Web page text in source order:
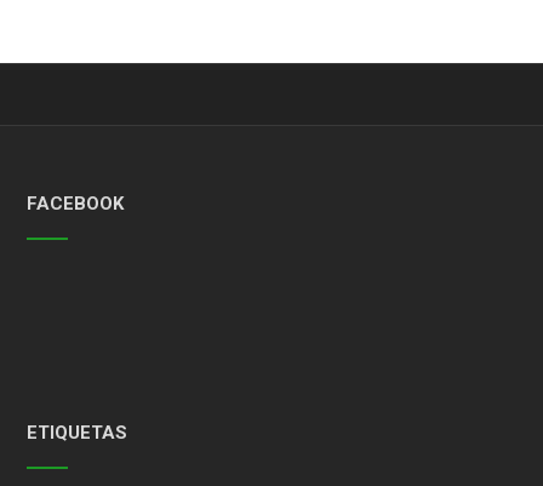
FACEBOOK
ETIQUETAS